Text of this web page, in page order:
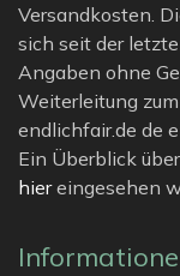
Versandkosten.
sich seit der
Angaben ohne
Weiterleitung
endlichfair.de de
Ein Überblick
hiereingesehen